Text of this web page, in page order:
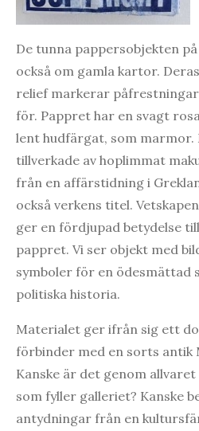
De tunna pappersobjekten
också om gamla kartor.
relief markerar
för. Pappret har en svagt
lent hudfärgat, som marmor.
tillverkade av hoplimmat
från en affärstidning i
också verkens titel.
ger en fördjupad betydelse
pappret. Vi ser objekt med
symboler för en ödesmättad
politiska historia.
Materialet ger ifrån sig ett
förbinder med en sorts antik
Kanske är det genom
som fyller galleriet? Kanske
antydningar från en